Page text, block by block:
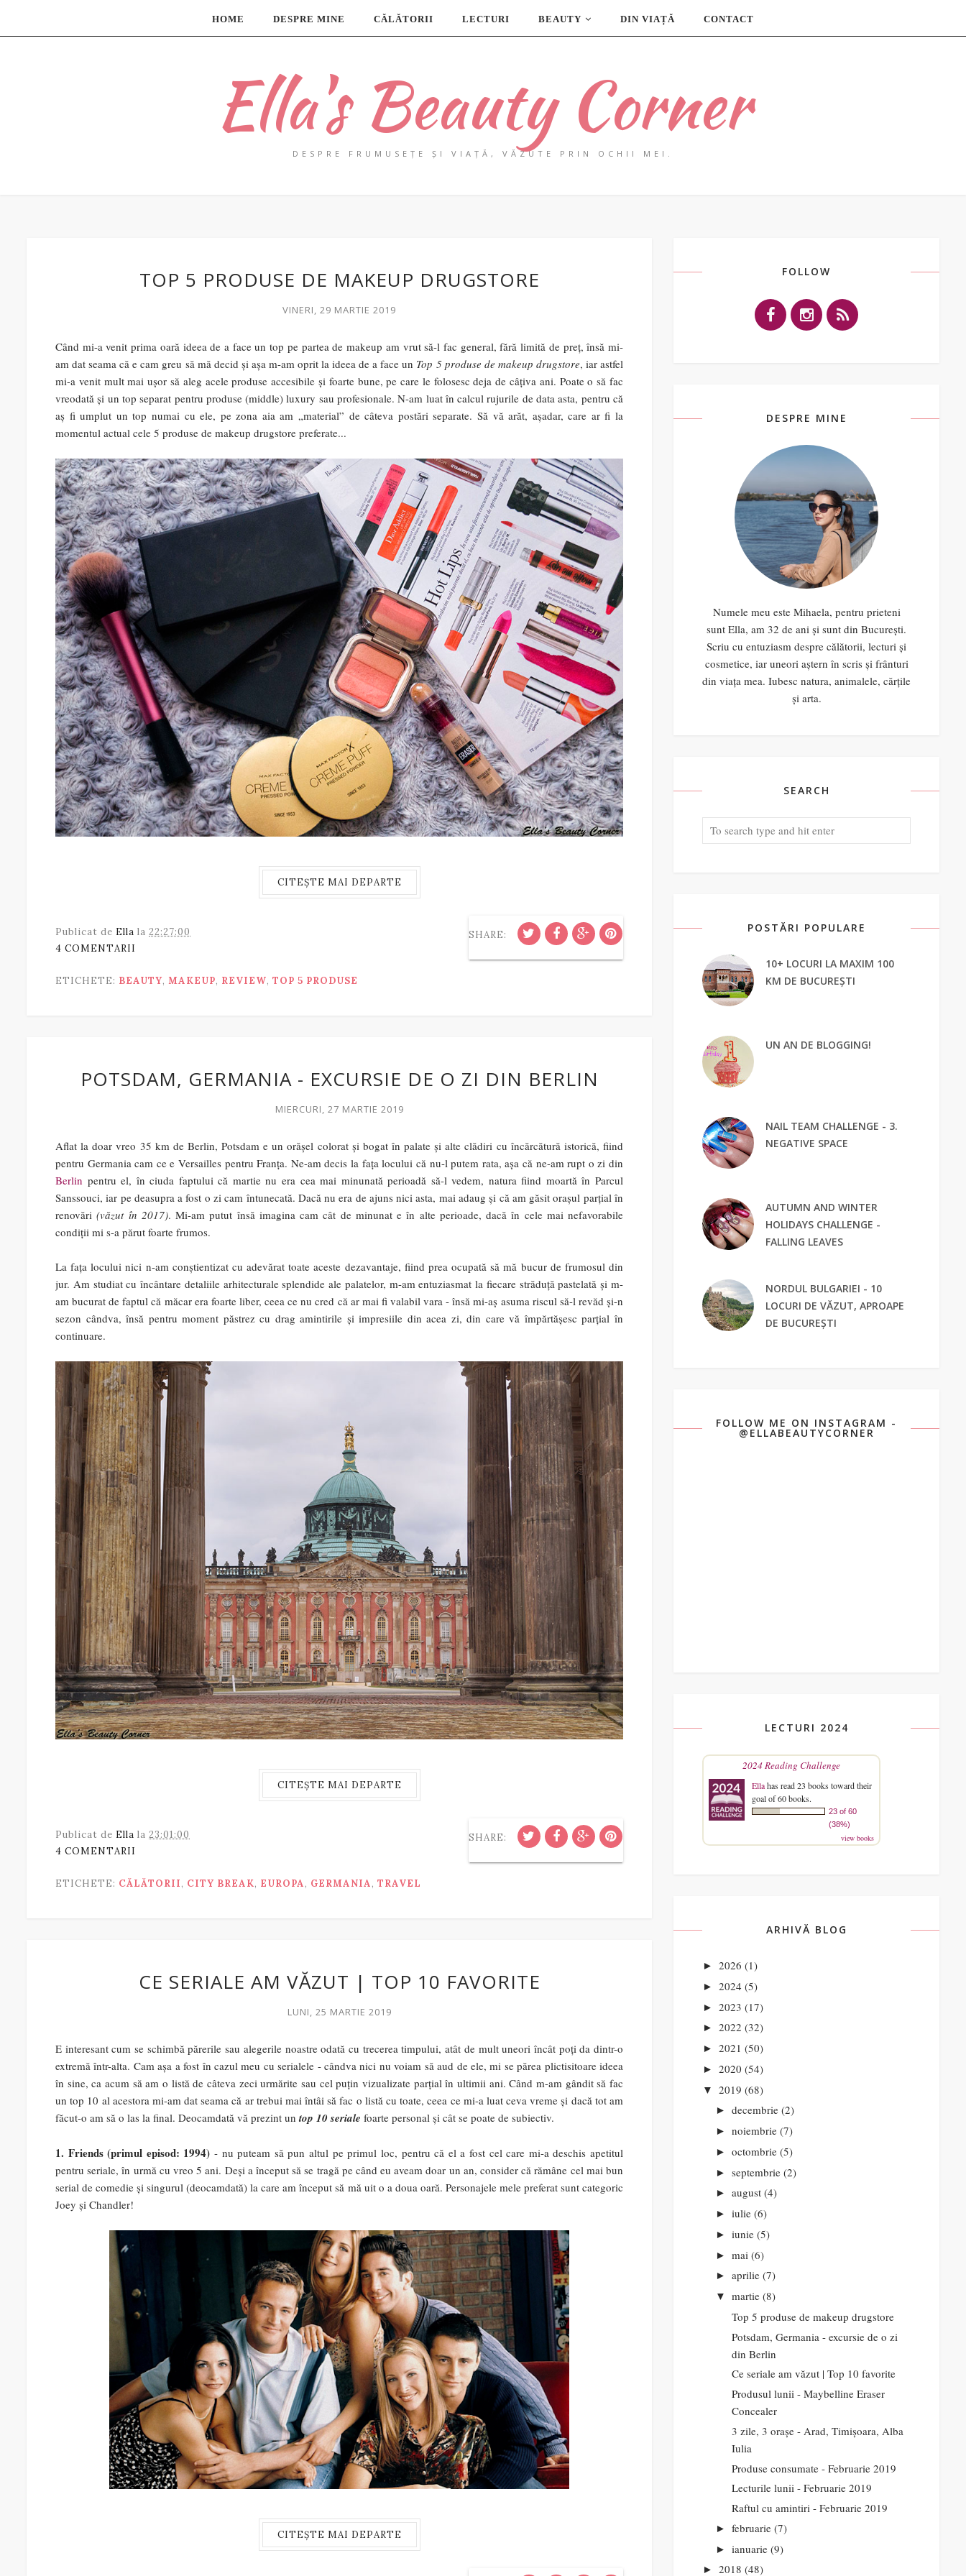
HOME DESPRE MINE CĂLĂTORII LECTURI BEAUTY DIN VIAȚĂ CONTACT
Ella's Beauty Corner
DESPRE FRUMUSEȚE ȘI VIAȚĂ, VĂZUTE PRIN OCHII MEI.
TOP 5 PRODUSE DE MAKEUP DRUGSTORE
VINERI, 29 MARTIE 2019
Când mi-a venit prima oară ideea de a face un top pe partea de makeup am vrut să-l fac general, fără limită de preț, însă mi-
am dat seama că e cam greu să mă decid și așa m-am oprit la ideea de a face un Top 5 produse de makeup drugstore, iar astfel
mi-a venit mult mai ușor să aleg acele produse accesibile și foarte bune, pe care le folosesc deja de câțiva ani. Poate o să fac
vreodată și un top separat pentru produse (middle) luxury sau profesionale. N-am luat în calcul rujurile de data asta, pentru că
aș fi umplut un top numai cu ele, pe zona aia am „material” de câteva postări separate. Să vă arăt, așadar, care ar fi la
momentul actual cele 5 produse de makeup drugstore preferate...
CITEȘTE MAI DEPARTE
Publicat de Ella la 22:27:00
4 COMENTARII
SHARE:
ETICHETE: BEAUTY, MAKEUP, REVIEW, TOP 5 PRODUSE
POTSDAM, GERMANIA - EXCURSIE DE O ZI DIN BERLIN
MIERCURI, 27 MARTIE 2019
Aflat la doar vreo 35 km de Berlin, Potsdam e un orășel colorat și bogat în palate și alte clădiri cu încărcătură istorică, fiind
pentru Germania cam ce e Versailles pentru Franța. Ne-am decis la fața locului că nu-l putem rata, așa că ne-am rupt o zi din
Berlin pentru el, în ciuda faptului că martie nu era cea mai minunată perioadă să-l vedem, natura fiind moartă în Parcul
Sanssouci, iar pe deasupra a fost o zi cam întunecată. Dacă nu era de ajuns nici asta, mai adaug și că am găsit orașul parțial în
renovări(văzut în 2017). Mi-am putut însă imagina cam cât de minunat e în alte perioade, dacă în cele mai nefavorabile
condiții mi s-a părut foarte frumos.
La fața locului nici n-am conștientizat cu adevărat toate aceste dezavantaje, fiind prea ocupată să mă bucur de frumosul din
jur. Am studiat cu încântare detaliile arhitecturale splendide ale palatelor, m-am entuziasmat la fiecare străduță pastelată și m-
am bucurat de faptul că măcar era foarte liber, ceea ce nu cred că ar mai fi valabil vara - însă mi-aș asuma riscul să-l revăd și-n
sezon cândva, însă pentru moment păstrez cu drag amintirile și impresiile din acea zi, din care vă împărtășesc parțial în
continuare.
CITEȘTE MAI DEPARTE
Publicat de Ella la 23:01:00
4 COMENTARII
SHARE:
ETICHETE: CĂLĂTORII, CITY BREAK, EUROPA, GERMANIA, TRAVEL
CE SERIALE AM VĂZUT | TOP 10 FAVORITE
LUNI, 25 MARTIE 2019
E interesant cum se schimbă părerile sau alegerile noastre odată cu trecerea timpului, atât de mult uneori încât poți da dintr-o
extremă într-alta. Cam așa a fost în cazul meu cu serialele - cândva nici nu voiam să aud de ele, mi se părea plictisitoare ideea
în sine, ca acum să am o listă de câteva zeci urmărite sau cel puțin vizualizate parțial în ultimii ani. Când m-am gândit să fac
un top 10 al acestora mi-am dat seama că ar trebui mai întâi să fac o listă cu toate, ceea ce mi-a luat ceva vreme și dacă tot am
făcut-o am să o las la final. Deocamdată vă prezint un top 10 seriale foarte personal și cât se poate de subiectiv.
1. Friends (primul episod: 1994) - nu puteam să pun altul pe primul loc, pentru că el a fost cel care mi-a deschis apetitul
pentru seriale, în urmă cu vreo 5 ani. Deși a început să se tragă pe când eu aveam doar un an, consider că rămâne cel mai bun
serial de comedie și singurul (deocamdată) la care am început să mă uit o a doua oară. Personajele mele preferat sunt categoric
Joey și Chandler!
CITEȘTE MAI DEPARTE
FOLLOW
DESPRE MINE
Numele meu este Mihaela, pentru prieteni
sunt Ella, am 32 de ani și sunt din București.
Scriu cu entuziasm despre călătorii, lecturi și
cosmetice, iar uneori aștern în scris și frânturi
din viața mea. Iubesc natura, animalele, cărțile
și arta.
SEARCH
POSTĂRI POPULARE
10+ LOCURI LA MAXIM 100
KM DE BUCUREȘTI
UN AN DE BLOGGING!
NAIL TEAM CHALLENGE - 3.
NEGATIVE SPACE
AUTUMN AND WINTER
HOLIDAYS CHALLENGE -
FALLING LEAVES
NORDUL BULGARIEI - 10
LOCURI DE VĂZUT, APROAPE
DE BUCUREȘTI
FOLLOW ME ON INSTAGRAM -
@ELLABEAUTYCORNER
LECTURI 2024
2024 Reading Challenge
Ellahas read 23 books toward their
goal of 60 books.
23 of 60
(38%)
view books
ARHIVĂ BLOG
► 2026 (1)
► 2024 (5)
► 2023 (17)
► 2022 (32)
► 2021 (50)
► 2020 (54)
▼ 2019 (68)
► decembrie (2)
► noiembrie (7)
► octombrie (5)
► septembrie (2)
► august (4)
► iulie (6)
► iunie (5)
► mai (6)
► aprilie (7)
▼ martie (8)
Top 5 produse de makeup drugstore
Potsdam, Germania - excursie de o zi
din Berlin
Ce seriale am văzut | Top 10 favorite
Produsul lunii - Maybelline Eraser
Concealer
3 zile, 3 orașe - Arad, Timișoara, Alba
Iulia
Produse consumate - Februarie 2019
Lecturile lunii - Februarie 2019
Raftul cu amintiri - Februarie 2019
► februarie (7)
► ianuarie (9)
► 2018 (48)